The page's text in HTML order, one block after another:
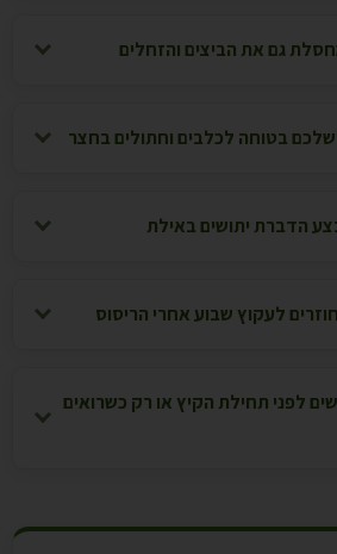
גם את הביצים והזחלים
בטוחה לכלבים וחתולים בחצר
הדברת יתושים באילת
לעקוץ שבוע אחרי הריסוס
לפני תחילת הקיץ או רק כשרואים